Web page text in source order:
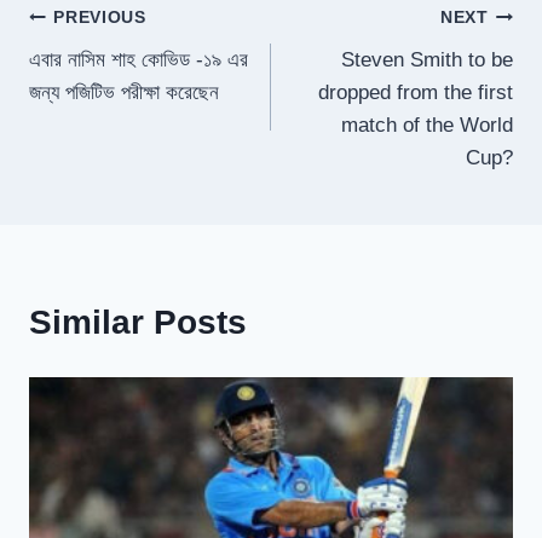
Post
navigation
PREVIOUS
এবার নাসিম শাহ কোভিড -১৯ এর
জন্য পজিটিভ পরীক্ষা করেছেন
NEXT
Steven Smith to be
dropped from the first
match of the World
Cup?
Similar Posts